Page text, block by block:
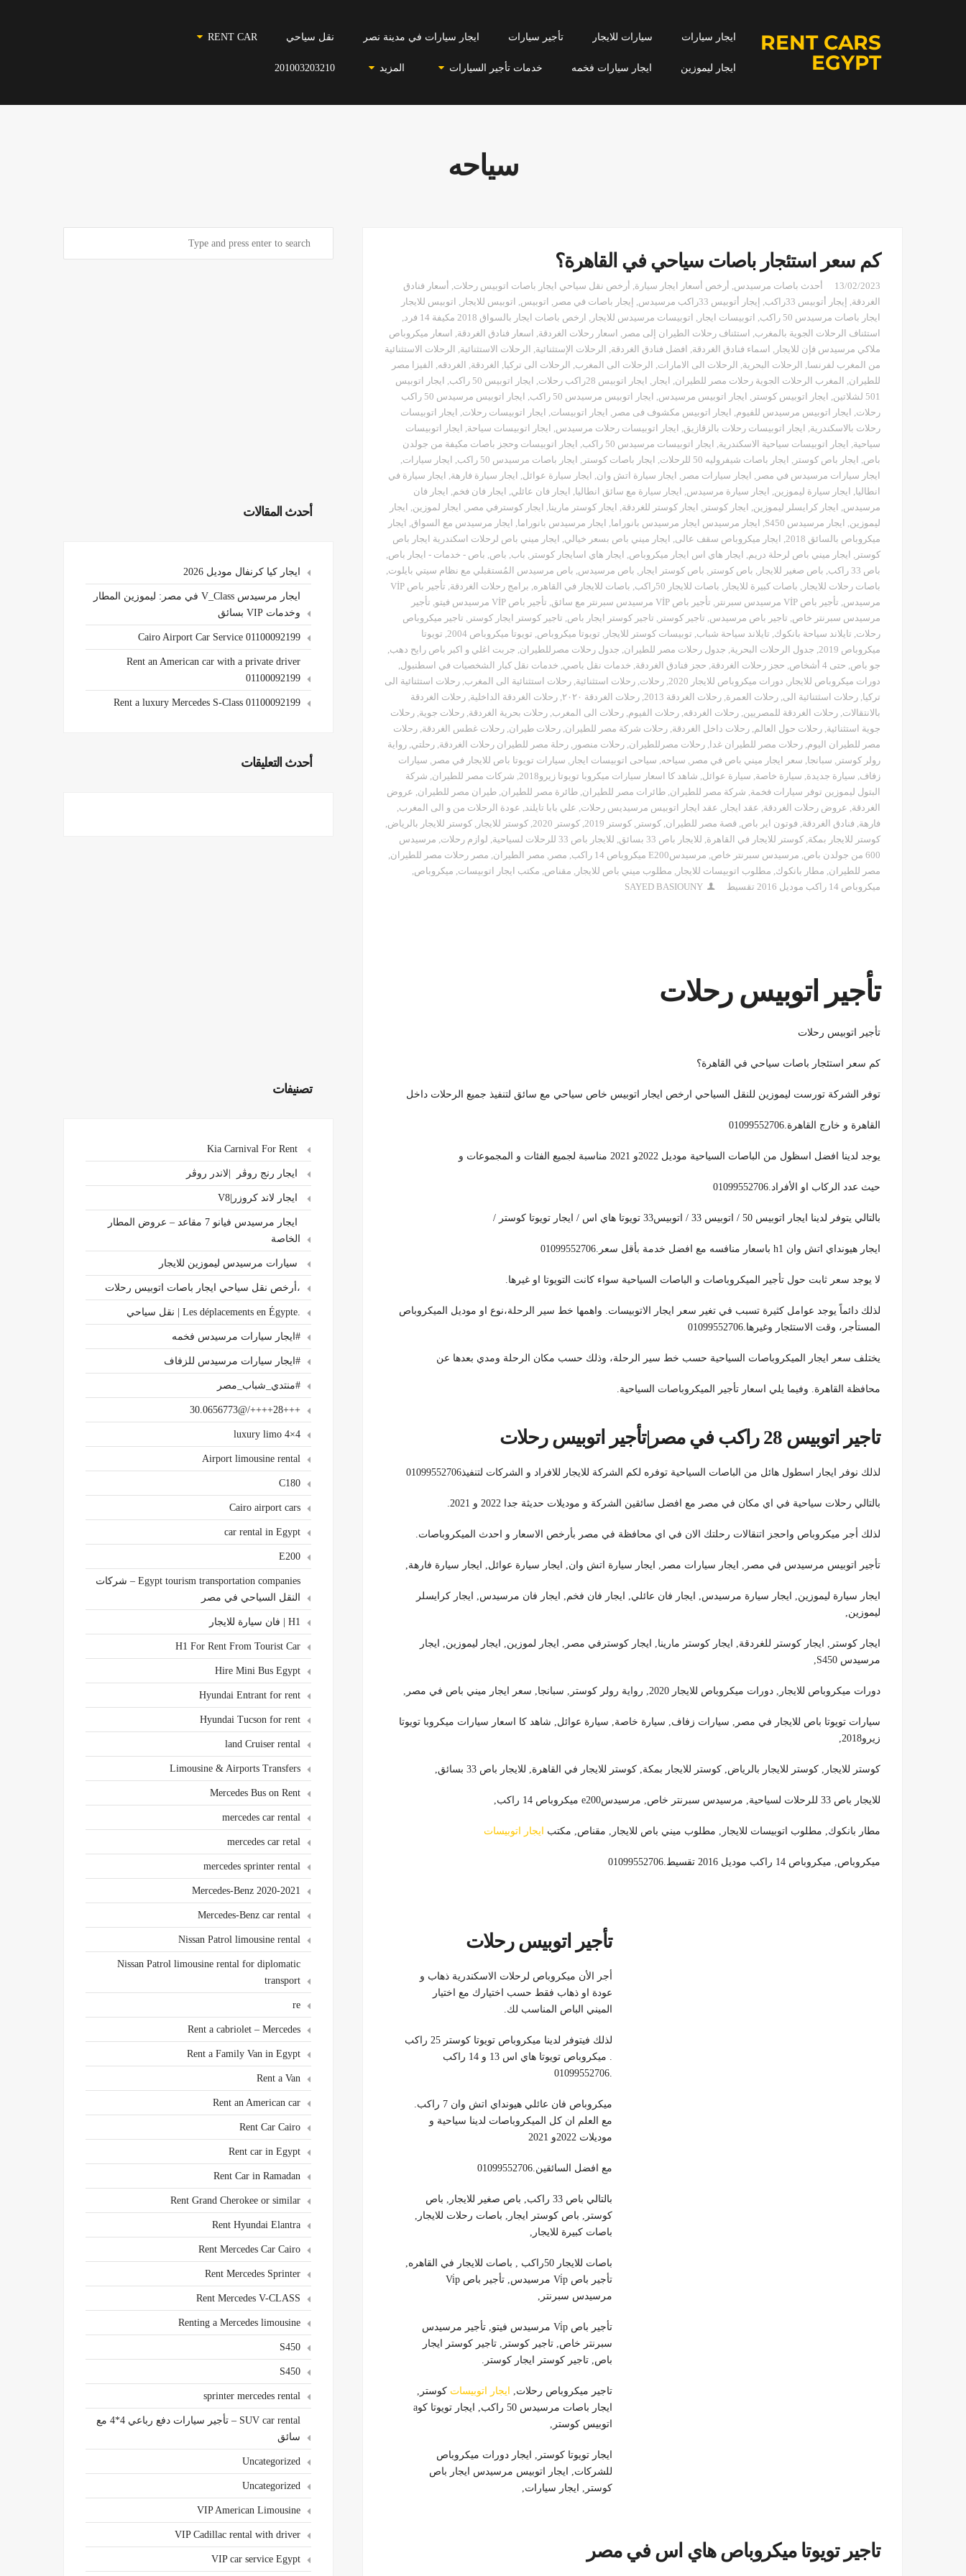
RENT CARS
EGYPT
ايجار سيارات سيارات للايجار تأجير سيارات ايجار سيارات في مدينة نصر نقل سياحي RENT CAR
ايجار ليموزين ايجار سيارات فخمه خدمات تأجير السيارات المزيد 201003203210
سياحه
كم سعر استئجار باصات سياحي في القاهرة؟
13/02/2023 أحدث باصات مرسيدس, أرخص أسعار ايجار سيارة, أرخص نقل سياحي ايجار باصات اتوبيس رحلات, أسعار فنادق
الغردقة, إيجار أتوبيس 33راكب , إيجار أتوبيس 33راكب مرسيدس , إيجار باصات في مصر , اتوبيس, اتوبيس للايجار , اتوبيس للايجار
ايجار باصات مرسيدس 50 راكب
, اتوبيسات ايجار , اتوبيسات مرسيدس للايجار , ارخص باصات ايجار بالسواق 2018 مكيفة 14 فرد
,
استئناف الرحلات الجوية بالمغرب, استئناف رحلات الطيران إلى مصر , اسعار رحلات الغردقة, اسعار فنادق الغردقة, اسعار ميكروباص
ملاكي مرسيدس فإن للايجار , اسماء فنادق الغردقة, افضل فنادق الغردقة, الرحلات الإستثنائية, الرحلات الاستثنائية, الرحلات الاستثنائية
من المغرب لفرنسا, الرحلات البحرية, الرحلات الى الامارات, الرحلات الى المغرب, الرحلات الى تركيا, الغردقة, الغردقه, الفيزا مصر
للطيران, المغرب الرحلات الجوية رحلات مصر للطيران, ايجار , ايجار اتوبيس 28راكب رحلات , ايجار اتوبيس 50 راكب , ايجار اتوبيس
501 لشلاتين
, ايجار اتوبيس كوستر , ايجار اتوبيس مرسيدس, ايجار اتوبيس مرسيدس 50 راكب ,
ايجار اتوبيس مرسيدس 50 راكب
رحلات, ايجار اتوبيس مرسيدس للفيوم, ايجار اتوبيس مكشوف فى مصر , ايجار اتوبيسات, ايجار اتوبيسات رحلات, ايجار اتوبيسات
رحلات بالاسكندرية, ايجار اتوبيسات رحلات بالزقازيق, ايجار اتوبيسات رحلات مرسيدس, ايجار اتوبيسات سياحة, ايجار اتوبيسات
سياحية, ايجار اتوبيسات سياحية الاسكندرية, ايجار اتوبيسات مرسيدس 50 راكب , ايجار اتوبيسات وحجز باصات مكيفة من جولدن
باص, ايجار باص كوستر , ايجار باصات شيفروليه 50 للرحلات , ايجار باصات كوستر , ايجار باصات مرسيدس 50 راكب , ايجار سيارات,
ايجار سيارات مرسيدس في مصر , ايجار سيارات مصر , ايجار سيارة اتش وان, ايجار سيارة عوائل, ايجار سيارة فارهة, ايجار سيارة في
انطاليا, ايجار سيارة ليموزين, ايجار سيارة مرسيدس, ايجار سيارة مع سائق انطاليا, ايجار فان عائلي, ايجار فان فخم, ايجار فان
مرسيدس, ايجار كرايسلر ليموزين, ايجار كوستر , ايجار كوستر للغردقة, ايجار كوستر مارينا, ايجار كوسترفي مصر , ايجار لموزين, ايجار
ليموزين, ايجار مرسيدس S450 , ايجار مرسيدس ايجار مرسيدس بانوراما, ايجار مرسيدس بانوراما, ايجار مرسيدس مع السواق, ايجار
ميكروباص بالسائق 2018
, ايجار ميكروباص سقف عالى, ايجار ميني باص بسعر خيالي, ايجار ميني باص لرحلات اسكندرية ايجار باص
كوستر , ايجار ميني باص لرحلة دريم, ايجار هاي اس ايجار ميكروباص, ايجار هاي اسايجار كوستر , باب, باص, باص - خدمات - ايجار باص,
باص 33 راكب
, باص صغير للايجار , باص كوستر , باص كوستر ايجار , باص مرسيدس, باص مرسيدس المُستقبلي مع نظام سيتي بايلوت,
باصات رحلات للايجار , باصات كبيرة للايجار , باصات للايجار 50راكب , باصات للايجار في القاهره, برامج رحلات الغردقة,
تأجير باص VİP
مرسيدس, تأجير باص VİP مرسيدس سبرنتر , تأجير باص VİP مرسيدس سبرنتر مع سائق , تأجير باص VİP مرسيدس فيتو , تأجير
مرسيدس سبرنتر خاص, تاجير باص مرسيدس, تاجير كوستر , تاجير كوستر ايجار باص, تاجير كوستر ايجار كوستر , تاجير ميكروباص
رحلات, تايلاند سياحة بانكوك, تايلاند سياحة شباب, توبيسات كوستر للايجار , تويوتا ميكروباص, تويوتا ميكروباص 2004 , تويوتا
ميكروباص 2019
, جدول الرحلات البحرية, جدول رحلات مصر للطيران, جدول رحلات مصرللطيران, جربت اغلي و اكبر باص رايح دهب,
جو باص, حتى 4 أشخاص , حجز رحلات الغردقة, حجز فنادق الغردقة, خدمات نقل باصي, خدمات نقل كبار الشخصيات في اسطنبول,
دورات ميكروباص للايجار , دورات ميكروباص للايجار 2020 , رحلات, رحلات استثنائية, رحلات استثنائية الى المغرب, رحلات استثنائية الى
تركيا, رحلات اسثتنائية الى, رحلات العمرة, رحلات الغردقة 2013 , رحلات الغردقة ٢٠٢٠ , رحلات الغردقة الداخلية, رحلات الغردقة
بالانتقالات, رحلات الغردقة للمصريين, رحلات الغردقه, رحلات الفيوم, رحلات الى المغرب, رحلات بحرية الغردقة, رحلات جوية, رحلات
جوية استثنائية, رحلات حول العالم, رحلات داخل الغردقة, رحلات شركة مصر للطيران, رحلات طيران, رحلات غطس الغردقة, رحلات
مصر للطيران اليوم, رحلات مصر للطيران غدا , رحلات مصرللطيران, رحلات منصور , رحلة مصر للطيران رحلات الغردقة, رحلتي, رواية
رولر كوستر , سبانجا, سعر ايجار ميني باص في مصر , سياحه, سياحى اتوبيسات ايجار , سيارات تويوتا باص للايجار في مصر , سيارات
زفاف, سيارة جديدة, سيارة خاصة, سيارة عوائل, شاهد كا اسعار سيارات ميكروبا تويوتا زيرو2018 , شركات مصر للطيران, شركة
البتول ليموزين توفر سيارات فخمة, شركة مصر للطيران, طائرات مصر للطيران, طائرة مصر للطيران, طيران مصر للطيران, عروض
الغردقة, عروض رحلات الغردقة, عقد ايجار , عقد ايجار اتوبيس مرسيديس رحلات, علي بابا تايلند, عودة الرحلات من و الى المغرب,
فارهة, فنادق الغردقة, فوتون اير باص, قصة مصر للطيران, كوستر , كوستر 2019 , كوستر 2020 , كوستر للايجار , كوستر للايجار بالرياض,
كوستر للايجار بمكة, كوستر للايجار في القاهرة, للايجار باص 33 بسائق , للايجار باص 33 للرحلات لسياحية , لوازم رحلات, مرسيدس
600 من جولدن باص
, مرسيدس سبرنتر خاص, مرسيدسE200 ميكروباص 14 راكب , مصر , مصر الطيران, مصر رحلات مصر للطيران,
مصر للطيران, مطار بانكوك, مطلوب اتوبيسات للايجار , مطلوب ميني باص للايجار , مقناص, مكتب ايجار اتوبيسات, ميكروباص,
ميكروباص 14 راكب موديل 2016 تقسيط
SAYED BASIOUNY
تأجير اتوبيس رحلات
تأجير اتوبيس رحلات
كم سعر استئجار باصات سياحي في القاهرة؟
توفر الشركة تورست ليموزين للنقل السياحي ارخص ايجار اتوبيس خاص سياحي مع سائق لتنفيذ جميع الرحلات داخل
القاهرة و خارج القاهرة.01099552706
يوجد لدينا افضل اسظول من الباصات السياحية موديل 2022و 2021 مناسبة لجميع الفئات و المجموعات و
حيث عدد الركاب او الأفراد.01099552706
بالتالي يتوفر لدينا ايجار اتوبيس 50 / اتوبيس 33 / اتوبيس33 تويوتا هاي اس / ايجار تويوتا كوستر /
ايجار هيونداي اتش وان h1 باسعار منافسه مع افضل خدمة بأقل سعر.01099552706
لا يوجد سعر ثابت حول تأجير الميكروباصات و الباصات السياحية سواء كانت التويوتا او غيرها.
لذلك دائماً يوجد عوامل كثيرة تسبب في تغير سعر ايجار الاتوبيسات. واهمها خط سير الرحلة،نوع او موديل الميكروباص
المستأجر، وقت الاستئجار وغيرها.01099552706
يختلف سعر ايجار الميكروباصات السياحية حسب خط سير الرحلة، وذلك حسب مكان الرحلة ومدي بعدها عن
محافظة القاهرة. وفيما يلي اسعار تأجير الميكروباصات السياحية.
تاجير اتوبيس 28 راكب في مصر|تأجير اتوبيس رحلات
لذلك نوفر ايجار اسطول هائل من الباصات السياحية توفره لكم الشركة للايجار للافراد و الشركات لتنفيذ01099552706
بالتالي رحلات سياحية في اي مكان في مصر مع افضل سائقين الشركة و موديلات حديثة جدا 2022 و 2021.
لذلك أجر ميكروباص واحجز اتنقالات رحلتك الان في اي محافظة في مصر بأرخص الاسعار و احدث الميكروباصات.
تأجير اتوبيس مرسيدس في مصر, ايجار سيارات مصر, ايجار سيارة اتش وان, ايجار سيارة عوائل, ايجار سيارة فارهة,
ايجار سيارة ليموزين, ايجار سيارة مرسيدس, ايجار فان عائلي, ايجار فان فخم, ايجار فان مرسيدس, ايجار كرايسلر
ليموزين,
ايجار كوستر, ايجار كوستر للغردقة, ايجار كوستر مارينا, ايجار كوسترفي مصر, ايجار لموزين, ايجار ليموزين, ايجار
مرسيدس S450,
دورات ميكروباص للايجار, دورات ميكروباص للايجار 2020, رواية رولر كوستر, سبانجا, سعر ايجار ميني باص في مصر,
سيارات تويوتا باص للايجار في مصر, سيارات زفاف, سيارة خاصة, سيارة عوائل, شاهد كا اسعار سيارات ميكروبا تويوتا
زيرو2018,
كوستر للايجار, كوستر للايجار بالرياض, كوستر للايجار بمكة, كوستر للايجار في القاهرة, للايجار باص 33 بسائق,
للايجار باص 33 للرحلات لسياحية, مرسيدس سبرنتر خاص, مرسيدسe200 ميكروباص 14 راكب,
مطار بانكوك, مطلوب اتوبيسات للايجار, مطلوب ميني باص للايجار, مقناص, مكتب ايجار اتوبيسات
ميكروباص, ميكروباص 14 راكب موديل 2016 تقسيط.01099552706
تأجير اتوبيس رحلات
أجر الأن ميكروباص لرحلات الاسكندرية ذهاب و
عودة او ذهاب فقط حسب اختيارك مع اختيار
الميني الباص المناسب لك.
لذلك فيتوفر لدينا ميكروباص تويوتا كوستر 25 راكب
. ميكروباص تويوتا هاي اس 13 و 14 راكب
.01099552706
ميكروباص فان عائلي هيونداي اتش وان 7 راكب.
مع العلم ان كل الميكروباصات لدينا سياحية و
موديلات 2022و 2021
مع افضل السائقين.01099552706
بالتالي باص 33 راكب, باص صغير للايجار, باص
كوستر, باص كوستر ايجار, باصات رحلات للايجار,
باصات كبيرة للايجار,
باصات للايجار 50راكب , باصات للايجار في القاهره,
تأجير باص Vi̇p مرسيدس, تأجير باص Vi̇p
مرسيدس سبرنتر,
تأجير باص Vi̇p مرسيدس فيتو, تأجير مرسيدس
سبرنتر خاص, تاجير كوستر, تاجير كوستر ايجار
باص, تاجير كوستر ايجار كوستر.
تاجير ميكروباص رحلات, ايجار اتوبيسات كوستر,
ايجار باصات مرسيدس 50 راكب, ايجار تويوتا كوa
اتوبيس كوستر,
ايجار تويوتا كوستر, ايجار دورات ميكروباص
للشركات, ايجار اتوبيس مرسيدس ايجار باص
كوستر, ايجار سيارات,
تاجير تويوتا ميكروباص هاي اس في مصر
أحدث المقالات
ايجار كيا كرنفال موديل 2026
ايجار مرسيدس V_Class في مصر: ليموزين المطار
وخدمات VIP بسائق
Cairo Airport Car Service 01100092199
Rent an American car with a private driver
01100092199
Rent a luxury Mercedes S-Class 01100092199
أحدث التعليقات
تصنيفات
ايجار رنج روڤر |لاندر روڤر
ايجار لاند كروزر|V8
ايجار مرسيدس فيانو 7 مقاعد – عروض المطار
الخاصة
سيارات مرسيدس ليموزين للايجار
،أرخص نقل سياحي ايجار باصات اتوبيس رحلات
.Les déplacements en Égypte | نقل سياحي
#ايجار سيارات مرسيدس فخمه
#ايجار سيارات مرسيدس للزفاف
#منتدي_شباب_مصر
+++28++++/@30.0656773
4×4 luxury limo
Airport limousine rental
C180
Cairo airport cars
car rental in Egypt
E200
Egypt tourism transportation companies – شركات
النقل السياحي في مصر
H1 | فان سيارة للايجار
H1 For Rent From Tourist Car
Hire Mini Bus Egypt
Hyundai Entrant for rent
Hyundai Tucson for rent
land Cruiser rental
Limousine & Airports Transfers
Mercedes Bus on Rent
mercedes car rental
mercedes car retal
mercedes sprinter rental
Mercedes-Benz 2020-2021
Mercedes-Benz car rental
Nissan Patrol limousine rental
Nissan Patrol limousine rental for diplomatic
transport
re
Rent a cabriolet – Mercedes
Rent a Family Van in Egypt
Rent a Van
Rent an American car
Rent Car Cairo
Rent car in Egypt
Rent Car in Ramadan
Rent Grand Cherokee or similar
Rent Hyundai Elantra
Rent Mercedes Car Cairo
Rent Mercedes Sprinter
Rent Mercedes V-CLASS
Renting a Mercedes limousine
S450
S450
sprinter mercedes rental
SUV car rental – تأجير سيارات دفع رباعي 4*4 مع
سائق
Uncategorized
Uncategorized
VIP American Limousine
VIP Cadillac rental with driver
VIP car service Egypt